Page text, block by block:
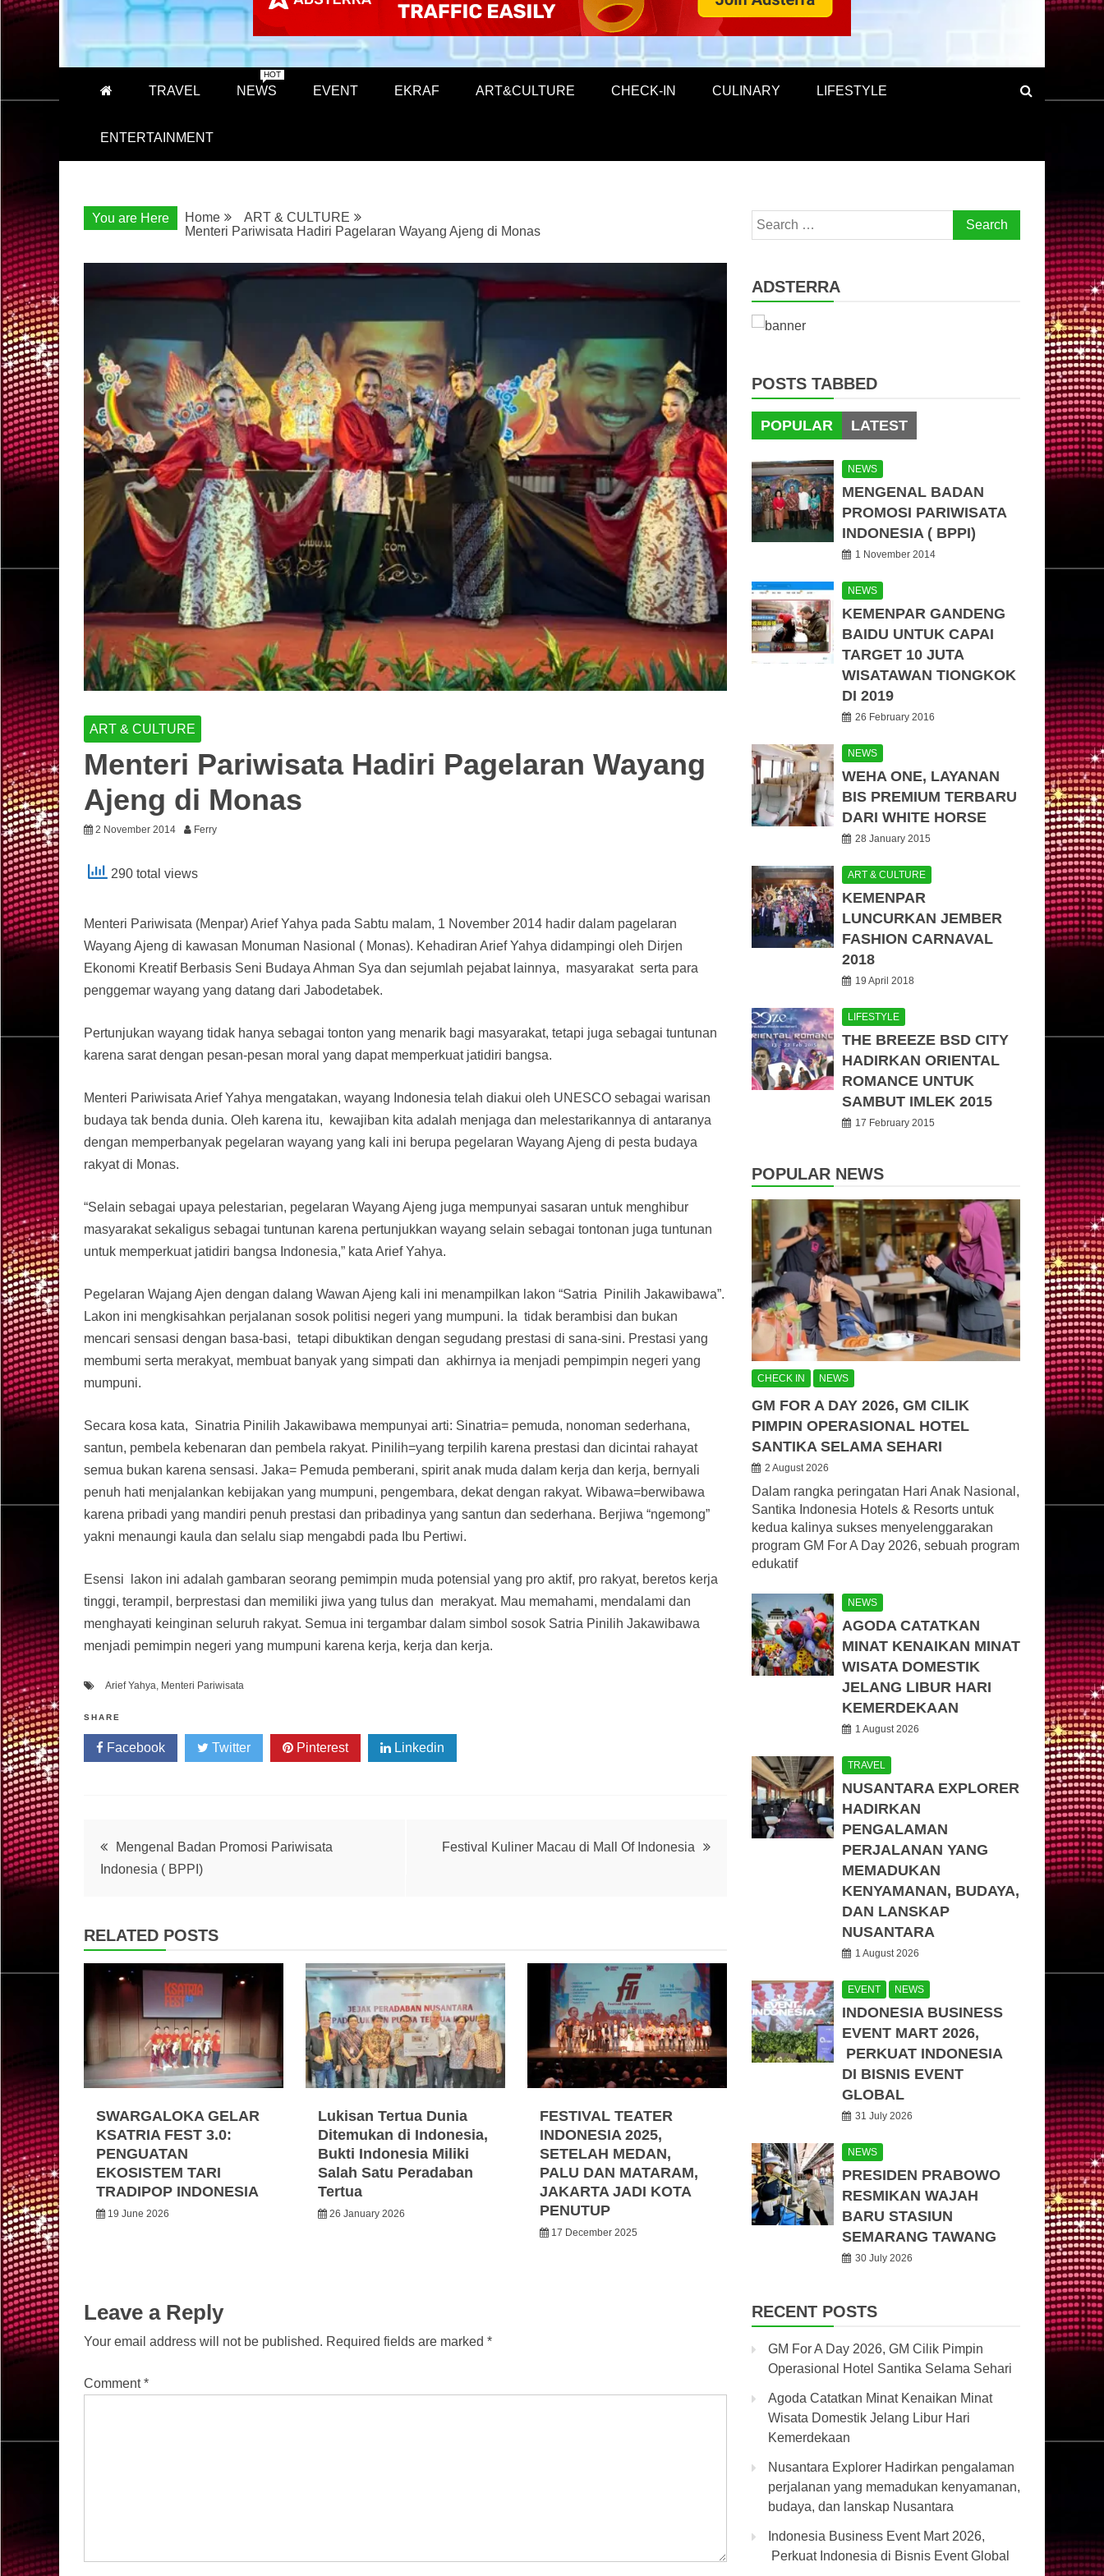
TRAVEL NEWS
HOT
EVENT EKRAF ART&CULTURE CHECK-IN CULINARY LIFESTYLE
ENTERTAINMENT
You are Here Home
ART & CULTURE
Menteri Pariwisata Hadiri Pagelaran Wayang Ajeng di Monas
ART & CULTURE
Menteri Pariwisata Hadiri Pagelaran Wayang
Ajeng di Monas
2 November 2014 Ferry
290 total views
Menteri Pariwisata (Menpar) Arief Yahya pada Sabtu malam, 1 November 2014 hadir dalam pagelaran
Wayang Ajeng di kawasan Monuman Nasional ( Monas). Kehadiran Arief Yahya didampingi oleh Dirjen
Ekonomi Kreatif Berbasis Seni Budaya Ahman Sya dan sejumlah pejabat lainnya, masyarakat serta para
penggemar wayang yang datang dari Jabodetabek.
Pertunjukan wayang tidak hanya sebagai tonton yang menarik bagi masyarakat, tetapi juga sebagai tuntunan
karena sarat dengan pesan-pesan moral yang dapat memperkuat jatidiri bangsa.
Menteri Pariwisata Arief Yahya mengatakan, wayang Indonesia telah diakui oleh UNESCO sebagai warisan
budaya tak benda dunia. Oleh karena itu, kewajiban kita adalah menjaga dan melestarikannya di antaranya
dengan memperbanyak pegelaran wayang yang kali ini berupa pegelaran Wayang Ajeng di pesta budaya
rakyat di Monas.
“Selain sebagai upaya pelestarian, pegelaran Wayang Ajeng juga mempunyai sasaran untuk menghibur
masyarakat sekaligus sebagai tuntunan karena pertunjukkan wayang selain sebagai tontonan juga tuntunan
untuk memperkuat jatidiri bangsa Indonesia,” kata Arief Yahya.
Pegelaran Wajang Ajen dengan dalang Wawan Ajeng kali ini menampilkan lakon “Satria Pinilih Jakawibawa”.
Lakon ini mengkisahkan perjalanan sosok politisi negeri yang mumpuni. Ia tidak berambisi dan bukan
mencari sensasi dengan basa-basi, tetapi dibuktikan dengan segudang prestasi di sana-sini. Prestasi yang
membumi serta merakyat, membuat banyak yang simpati dan akhirnya ia menjadi pempimpin negeri yang
mumpuni.
Secara kosa kata, Sinatria Pinilih Jakawibawa mempunyai arti: Sinatria= pemuda, nonoman sederhana,
santun, pembela kebenaran dan pembela rakyat. Pinilih=yang terpilih karena prestasi dan dicintai rahayat
semua bukan karena sensasi. Jaka= Pemuda pemberani, spirit anak muda dalam kerja dan kerja, bernyali
penuh hati menjalankan kebijakan yang mumpuni, pengembara, dekat dengan rakyat. Wibawa=berwibawa
karena pribadi yang mandiri penuh prestasi dan pribadinya yang santun dan sederhana. Berjiwa “ngemong”
yakni menaungi kaula dan selalu siap mengabdi pada Ibu Pertiwi.
Esensi lakon ini adalah gambaran seorang pemimpin muda potensial yang pro aktif, pro rakyat, beretos kerja
tinggi, terampil, berprestasi dan memiliki jiwa yang tulus dan merakyat. Mau memahami, mendalami dan
menghayati keinginan seluruh rakyat. Semua ini tergambar dalam simbol sosok Satria Pinilih Jakawibawa
menjadi pemimpin negeri yang mumpuni karena kerja, kerja dan kerja.
Arief Yahya Menteri Pariwisata
SHARE
Facebook Twitter Pinterest Linkedin
Post
navigation
Mengenal Badan Promosi Pariwisata
Indonesia ( BPPI)
Festival Kuliner Macau di Mall Of Indonesia
RELATED POSTS
SWARGALOKA GELAR
KSATRIA FEST 3.0:
PENGUATAN
EKOSISTEM TARI
TRADIPOP INDONESIA
19 June 2026
Lukisan Tertua Dunia
Ditemukan di Indonesia,
Bukti Indonesia Miliki
Salah Satu Peradaban
Tertua
26 January 2026
FESTIVAL TEATER
INDONESIA 2025,
SETELAH MEDAN,
PALU DAN MATARAM,
JAKARTA JADI KOTA
PENUTUP
17 December 2025
Leave a Reply
Your email address will not be published. Required fields are marked *
Comment*
Search
for:
ADSTERRA
POSTS TABBED
POPULAR LATEST
NEWS
MENGENAL BADAN
PROMOSI PARIWISATA
INDONESIA ( BPPI)
1 November 2014
NEWS
KEMENPAR GANDENG
BAIDU UNTUK CAPAI
TARGET 10 JUTA
WISATAWAN TIONGKOK
DI 2019
26 February 2016
NEWS
WEHA ONE, LAYANAN
BIS PREMIUM TERBARU
DARI WHITE HORSE
28 January 2015
ART & CULTURE
KEMENPAR
LUNCURKAN JEMBER
FASHION CARNAVAL
2018
19 April 2018
LIFESTYLE
THE BREEZE BSD CITY
HADIRKAN ORIENTAL
ROMANCE UNTUK
SAMBUT IMLEK 2015
17 February 2015
POPULAR NEWS
CHECK IN NEWS
GM FOR A DAY 2026, GM CILIK
PIMPIN OPERASIONAL HOTEL
SANTIKA SELAMA SEHARI
2 August 2026
Dalam rangka peringatan Hari Anak Nasional,
Santika Indonesia Hotels & Resorts untuk
kedua kalinya sukses menyelenggarakan
program GM For A Day 2026, sebuah program
edukatif
NEWS
AGODA CATATKAN
MINAT KENAIKAN MINAT
WISATA DOMESTIK
JELANG LIBUR HARI
KEMERDEKAAN
1 August 2026
TRAVEL
NUSANTARA EXPLORER
HADIRKAN
PENGALAMAN
PERJALANAN YANG
MEMADUKAN
KENYAMANAN, BUDAYA,
DAN LANSKAP
NUSANTARA
1 August 2026
EVENT NEWS
INDONESIA BUSINESS
EVENT MART 2026,
PERKUAT INDONESIA
DI BISNIS EVENT
GLOBAL
31 July 2026
NEWS
PRESIDEN PRABOWO
RESMIKAN WAJAH
BARU STASIUN
SEMARANG TAWANG
30 July 2026
RECENT POSTS
GM For A Day 2026, GM Cilik Pimpin
Operasional Hotel Santika Selama Sehari
Agoda Catatkan Minat Kenaikan Minat
Wisata Domestik Jelang Libur Hari
Kemerdekaan
Nusantara Explorer Hadirkan pengalaman
perjalanan yang memadukan kenyamanan,
budaya, dan lanskap Nusantara
Indonesia Business Event Mart 2026,
Perkuat Indonesia di Bisnis Event Global